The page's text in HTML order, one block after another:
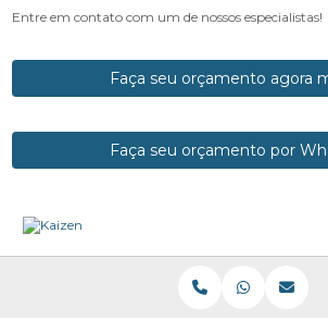
Entre em contato com um de nossos especialistas!
Faça seu orçamento agora
Faça seu orçamento por